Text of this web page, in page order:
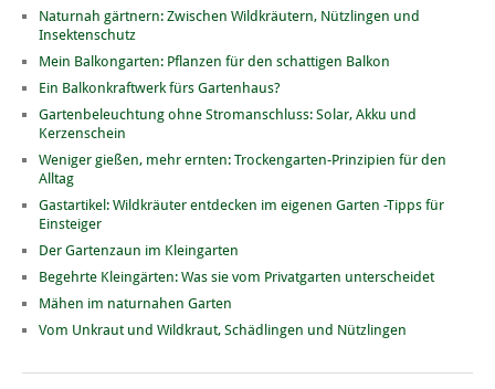
Naturnah gärtnern: Zwischen Wildkräutern, Nützlingen und
Insektenschutz
Mein Balkongarten: Pflanzen für den schattigen Balkon
Ein Balkonkraftwerk fürs Gartenhaus?
Gartenbeleuchtung ohne Stromanschluss: Solar, Akku und
Kerzenschein
Weniger gießen, mehr ernten: Trockengarten-Prinzipien für den
Alltag
Gastartikel: Wildkräuter entdecken im eigenen Garten -Tipps für
Einsteiger
Der Gartenzaun im Kleingarten
Begehrte Kleingärten: Was sie vom Privatgarten unterscheidet
Mähen im naturnahen Garten
Vom Unkraut und Wildkraut, Schädlingen und Nützlingen